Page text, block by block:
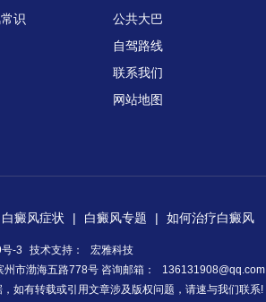
识
公共大巴
自驾路线
联系我们
网站地图
白癜风症状 | 白癜风专题 | 如何治疗白癜风
-3 技术支持：
宏雅科技
市渤海五路778号 咨询邮箱：
136131908@qq.com
如有转载或引用文章涉及版权问题，请速与我们联系!